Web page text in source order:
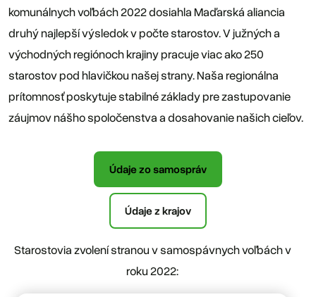
komunálnych voľbách 2022 dosiahla Maďarská aliancia
druhý najlepší výsledok v počte starostov. V južných a
východných regiónoch krajiny pracuje viac ako 250
starostov pod hlavičkou našej strany. Naša regionálna
prítomnosť poskytuje stabilné základy pre zastupovanie
záujmov nášho spoločenstva a dosahovanie našich cieľov.
Údaje zo samospráv
Údaje z krajov
Starostovia zvolení stranou v samospávnych voľbách v
roku 2022: